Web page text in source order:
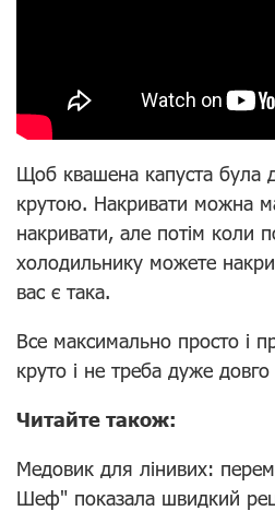
Щоб квашена капуста була
крутою. Накривати можна
накривати, але потім коли
холодильнику можете
вас є така.
Все максимально просто і
круто і не треба дуже
Читайте також:
Медовик для лінивих:
Шеф" показала швидкий